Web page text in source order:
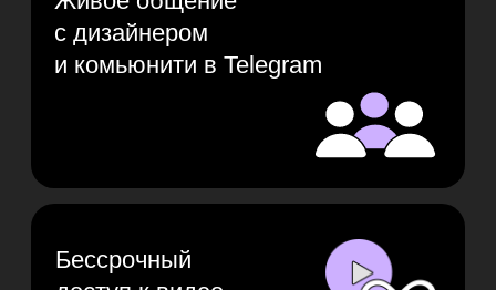
удобным и понятным. Без UX/UI-
дизайнера не выйдет ни один сервис,
поэтому они так востребованы в IT